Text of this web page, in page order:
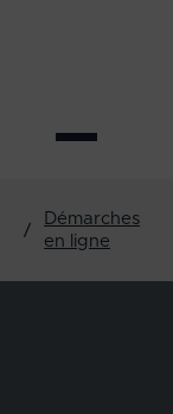
/
Démarches
en ligne